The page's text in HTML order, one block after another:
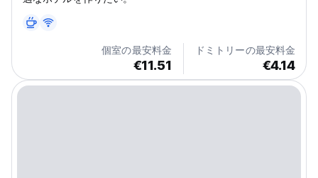
個室の最安料金
€11.51
ドミトリーの最安料金
€4.14